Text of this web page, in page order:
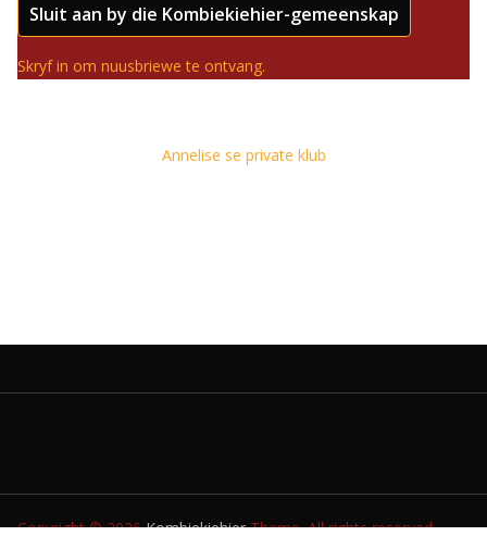
Sluit aan by die Kombiekiehier-gemeenskap
Skryf in om nuusbriewe te ontvang.
Annelise se private klub
Copyright © 2026KombiekiehierTheme. All rights reserved.